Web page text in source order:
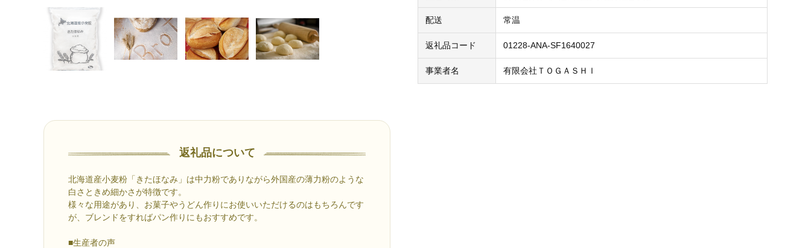
返礼品について
北海道産小麦粉「きたほなみ」は中力粉でありながら外国産の薄力粉のような
白さときめ細かさが特徴です。
様々な用途があり、お菓子やうどん作りにお使いいただけるのはもちろんです
が、ブレンドをすればパン作りにもおすすめです。
■生産者の声
配送 常温
返礼品コード 01228-ANA-SF1640027
事業者名 有限会社ＴＯＧＡＳＨＩ